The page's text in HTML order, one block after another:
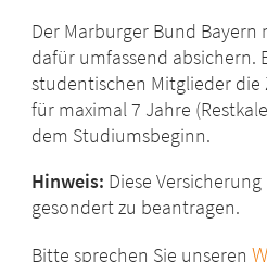
Der Marburger Bund
dafür umfassend absichern.
studentischen Mitglieder die
für maximal 7 Jahre
dem Studiumsbeginn.
Hinweis: Diese
gesondert zu beantragen.
Bitte sprechen Sie unseren